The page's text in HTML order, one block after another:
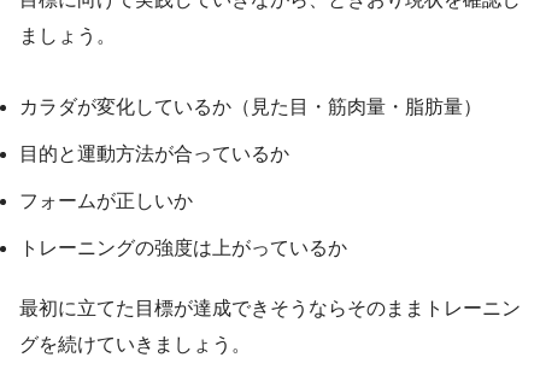
ましょう。
カラダが変化しているか（見た目・筋肉量・脂肪量）
目的と運動方法が合っているか
フォームが正しいか
トレーニングの強度は上がっているか
最初に立てた目標が達成できそうならそのままトレーニン
グを続けていきましょう。